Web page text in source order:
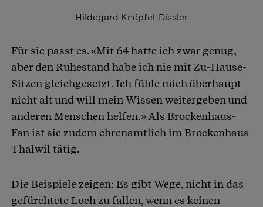
Hildegard Knöpfel-Dissler
Für sie passt es. «Mit 64 hatte ich zwar genug,
aber den Ruhestand habe ich nie mit Zu-Hause-
Sitzen gleichgesetzt. Ich fühle mich überhaupt
nicht alt und will mein Wissen weitergeben und
anderen Menschen helfen.» Als Brockenhaus-
Fan ist sie zudem ehrenamtlich im Brockenhaus
Thalwil tätig.
Die Beispiele zeigen: Es gibt Wege, nicht in das
gefürchtete Loch zu fallen, wenn es keinen